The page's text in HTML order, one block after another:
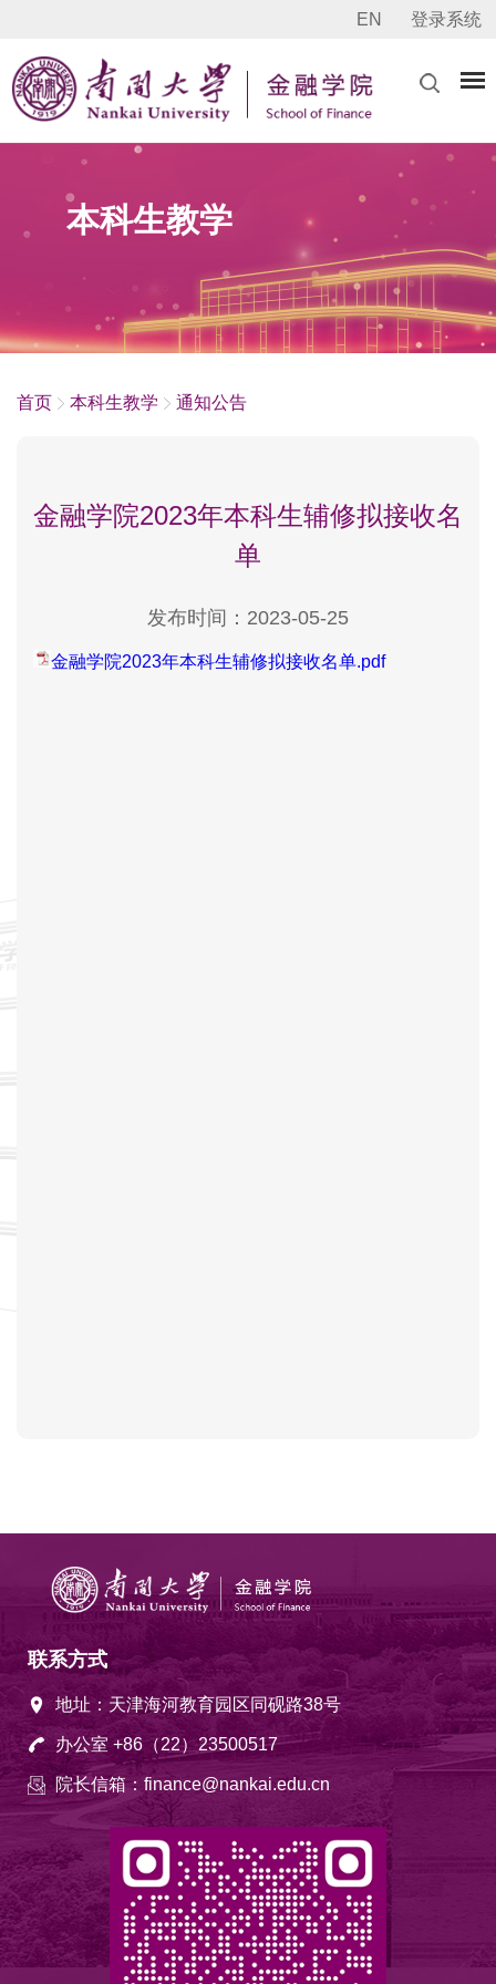
EN 登录系统
本科生教学
首页 本科生教学 通知公告
金融学院2023年本科生辅修拟接收名
单
发布时间：2023-05-25
金融学院2023年本科生辅修拟接收名单.pdf
联系方式
地址：天津海河教育园区同砚路38号
办公室 +86（22）23500517
院长信箱：finance@nankai.edu.cn